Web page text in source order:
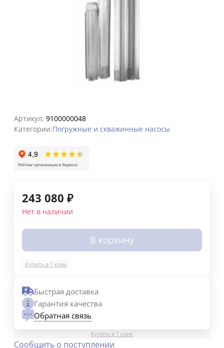
Артикул: 9100000048
Категории:Погружные и скважинные насосы
243 080 ₽
Нет в наличии
В корзину
Купить в 1 клик
Быстрая доставка
Гарантия качества
Обратная связь
Купить в 1 клик
Сообщить о поступлении